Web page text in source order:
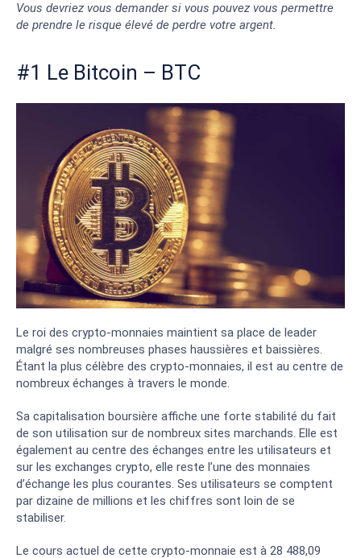
Vous devriez vous demander si vous pouvez vous permettre
de prendre le risque élevé de perdre votre argent.
#1 Le Bitcoin – BTC
Le roi des crypto-monnaies maintient sa place de leader
malgré ses nombreuses phases haussières et baissières.
Étant la plus célèbre des crypto-monnaies, il est au centre de
nombreux échanges à travers le monde.
Sa capitalisation boursière affiche une forte stabilité du fait
de son utilisation sur de nombreux sites marchands. Elle est
également au centre des échanges entre les utilisateurs et
sur les exchanges crypto, elle reste l’une des monnaies
d’échange les plus courantes. Ses utilisateurs se comptent
par dizaine de millions et les chiffres sont loin de se
stabiliser.
Le cours actuel de cette crypto-monnaie est à 28 488,09